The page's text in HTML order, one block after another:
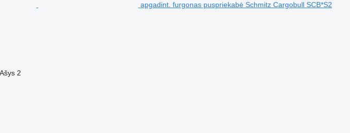
apgadint. furgonas puspriekabė Schmitz Cargobull SCB*S2
Ašys 2